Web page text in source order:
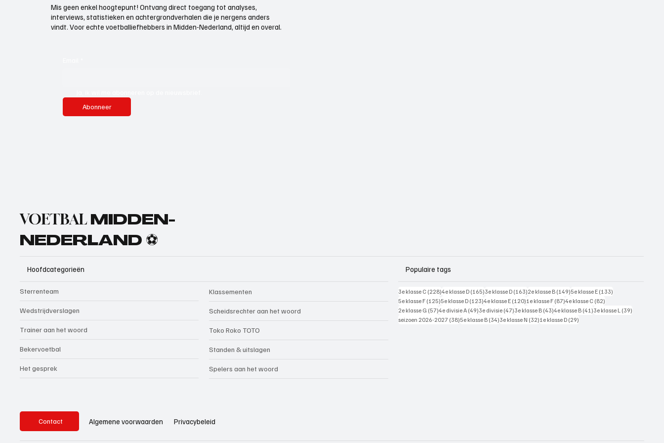
Mis geen enkel hoogtepunt! Ontvang direct toegang tot analyses,
interviews, statistieken en achtergrondverhalen die je nergens anders
vindt. Voor echte voetballiefhebbers in Midden-Nederland, altijd en overal.
Abonneer
VOETBAL MIDDEN-
NEDERLAND ⚽
Hoofdcategorieën
Sterrenteam
Wedstrijdverslagen
Trainer aan het woord
Bekervoetbal
Het gesprek
Klassementen
Scheidsrechter aan het woord
Toko Roko TOTO
Standen & uitslagen
Spelers aan het woord
Populaire tags
3e klasse C (228)228 posts
4e klasse D (165)165 posts
3e klasse D (163)163 posts
2e klasse B (149)149 posts
5e klasse E (133)
5e klasse F (125)125 posts
5e klasse D (123)123 posts
4e klasse E (120)120 posts
1e klasse F (87)87 posts
4e klasse C (82)
2e klasse G (57)57 posts
4e divisie A (49)49 posts
3e divisie (47)47 posts
3e klasse B (43)43 posts
4e klasse B (41)41 posts
3e klasse L (39)
seizoen 2026-2027 (38)38 posts
5e klasse B (34)34 posts
3e klasse N (32)32 posts
1e klasse D (29)
Contact Algemene voorwaarden Privacybeleid